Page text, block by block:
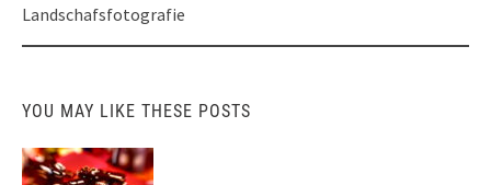
Landschafsfotografie
YOU MAY LIKE THESE POSTS